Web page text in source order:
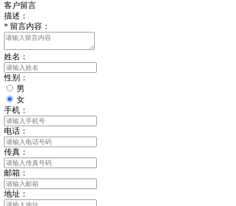
客户留言
描述：
* 留言内容：
姓名：
性别：
男
女
手机：
电话：
传真：
邮箱：
地址：